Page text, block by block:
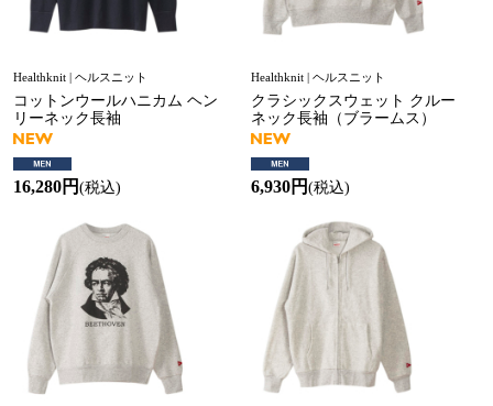
Healthknit | ヘルスニット
コットンウールハニカム ヘン
リーネック長袖
16,280円 (税込)
Healthknit | ヘルスニット
クラシックスウェット クルー
ネック長袖（ブラームス）
6,930円(税込)